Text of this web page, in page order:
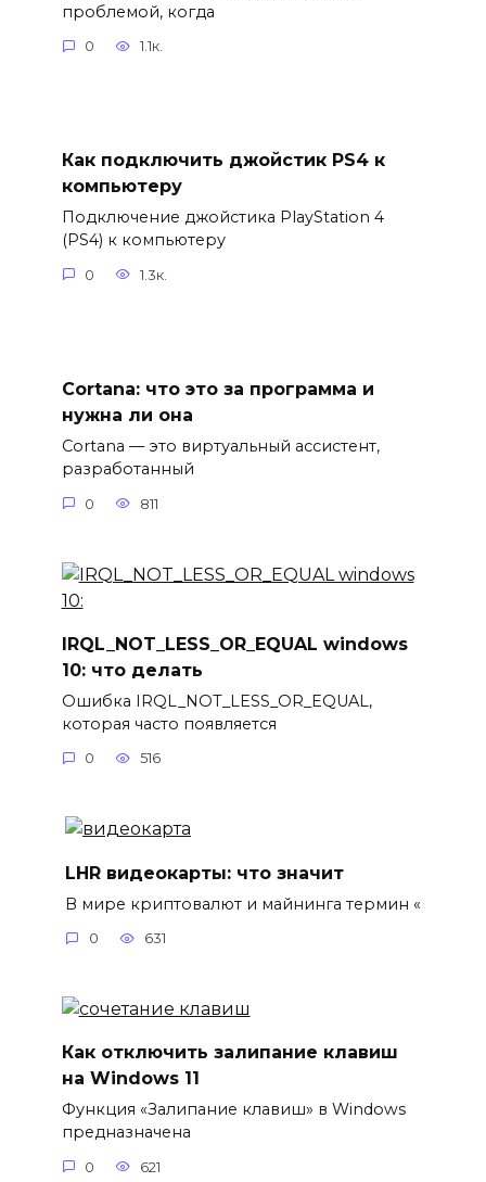
проблемой, когда
0 1.1к.
Как подключить джойстик PS4 к
компьютеру
Подключение джойстика PlayStation 4
(PS4) к компьютеру
0 1.3к.
Cortana: что это за программа и
нужна ли она
Cortana — это виртуальный ассистент,
разработанный
0 811
IRQL_NOT_LESS_OR_EQUAL windows
10: что делать
Ошибка IRQL_NOT_LESS_OR_EQUAL,
которая часто появляется
0 516
LHR видеокарты: что значит
В мире криптовалют и майнинга термин «
0 631
Как отключить залипание клавиш
на Windows 11
Функция «Залипание клавиш» в Windows
предназначена
0 621